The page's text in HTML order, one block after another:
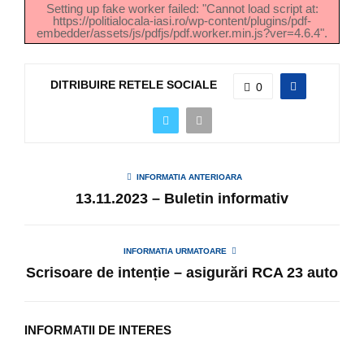
Setting up fake worker failed: "Cannot load script at:
https://politialocala-iasi.ro/wp-content/plugins/pdf-
embedder/assets/js/pdfjs/pdf.worker.min.js?ver=4.6.4".
DITRIBUIRE RETELE SOCIALE 0
INFORMATIA ANTERIOARA
13.11.2023 – Buletin informativ
INFORMATIA URMATOARE
Scrisoare de intenție – asigurări RCA 23 auto
INFORMATII DE INTERES